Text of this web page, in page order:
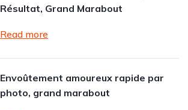
Résultat, Grand Marabout
Read more
Envoûtement amoureux rapide par
photo, grand marabout